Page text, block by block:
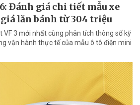
Đánh giá chi tiết mẫu xe
lăn bánh từ 304 triệu
VF 3 mới nhất cùng phân tích thông số kỹ
vận hành thực tế của mẫu ô tô điện mini